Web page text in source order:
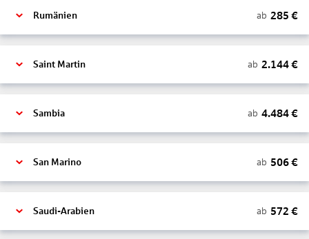
Rumänien ab 285 €
Saint Martin ab 2.144€
Sambia ab 4.484€
San Marino ab 506€
Saudi-Arabien ab 572 €